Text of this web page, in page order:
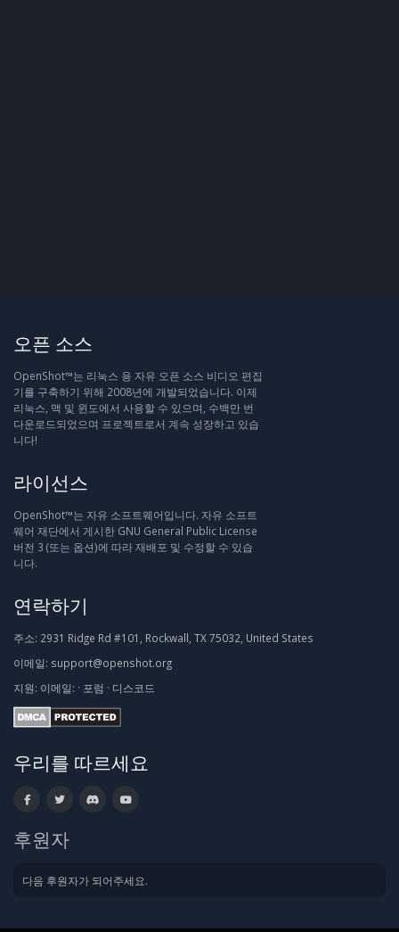
오픈 소스
OpenShot™는 리눅스 용 자유 오픈 소스 비디오 편집
기를 구축하기 위해 2008년에 개발되었습니다. 이제
리눅스, 맥 및 윈도에서 사용할 수 있으며, 수백만 번
다운로드되었으며 프로젝트로서 계속 성장하고 있습
니다!
라이선스
OpenShot™는 자유 소프트웨어입니다. 자유 소프트
웨어 재단에서 게시한 GNU General Public License
버전 3 (또는 옵션)에 따라 재배포 및 수정할 수 있습
니다.
연락하기
주소: 2931 Ridge Rd #101, Rockwall, TX 75032, United States
이메일: support@openshot.org
지원: 이메일: · 포럼 · 디스코드
우리를 따르세요
후원자
다음 후원자가 되어주세요.